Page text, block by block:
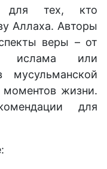
для тех, кто
Аллаха. Авторы
веры – от
ислама или
моментов жизни.
для